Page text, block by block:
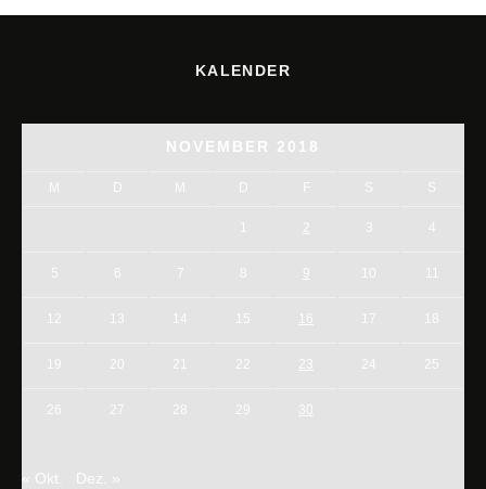
KALENDER
NOVEMBER 2018
M D M D F S S
1 2 3
5 6 7 8 9 10 11
12 13 14 15 16 17 18
19 20 21 22 23 24 25
26 27 28 29 30
« Okt. Dez. »